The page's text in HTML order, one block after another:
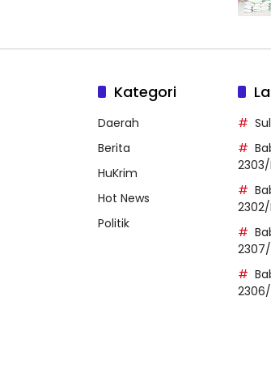
Kategori
Daerah
Berita
HuKrim
Hot News
Politik